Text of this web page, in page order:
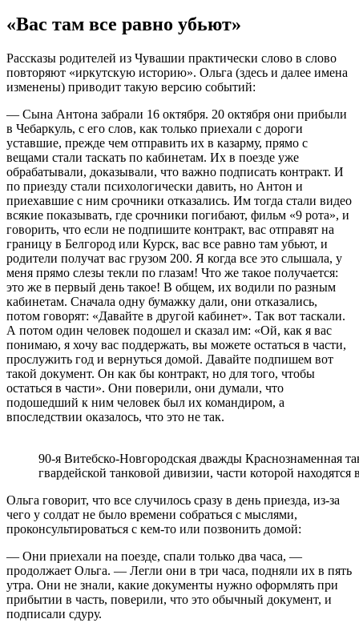
«Вас там все равно убьют»
Рассказы родителей из Чувашии практически слово в слово
повторяют «иркутскую историю». Ольга (здесь и далее имена
изменены) приводит такую версию событий:
— Сына Антона забрали 16 октября. 20 октября они прибыли
в Чебаркуль, с его слов, как только приехали с дороги
уставшие, прежде чем отправить их в казарму, прямо с
вещами стали таскать по кабинетам. Их в поезде уже
обрабатывали, доказывали, что важно подписать контракт. И
по приезду стали психологически давить, но Антон и
приехавшие с ним срочники отказались. Им тогда стали видео
всякие показывать, где срочники погибают, фильм «9 рота», и
говорить, что если не подпишите контракт, вас отправят на
границу в Белгород или Курск, вас все равно там убьют, и
родители получат вас грузом 200. Я когда все это слышала, у
меня прямо слезы текли по глазам! Что же такое получается:
это же в первый день такое! В общем, их водили по разным
кабинетам. Сначала одну бумажку дали, они отказались,
потом говорят: «Давайте в другой кабинет». Так вот таскали.
А потом один человек подошел и сказал им: «Ой, как я вас
понимаю, я хочу вас поддержать, вы можете остаться в части,
прослужить год и вернуться домой. Давайте подпишем вот
такой документ. Он как бы контракт, но для того, чтобы
остаться в части». Они поверили, они думали, что
подошедший к ним человек был их командиром, а
впоследствии оказалось, что это не так.
90-я Витебско-Новгородская дважды Краснознаменная
гвардейской танковой дивизии, части которой
Ольга говорит, что все случилось сразу в день приезда, из-за
чего у солдат не было времени собраться с мыслями,
проконсультироваться с кем-то или позвонить домой:
— Они приехали на поезде, спали только два часа, —
продолжает Ольга. — Легли они в три часа, подняли их в пять
утра. Они не знали, какие документы нужно оформлять при
прибытии в часть, поверили, что это обычный документ, и
подписали сдуру.